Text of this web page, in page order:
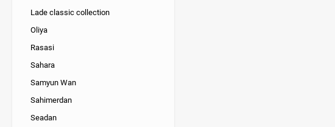
Lade classic collection
Oliya
Rasasi
Sahara
Samyun Wan
Sahimerdan
Seadan